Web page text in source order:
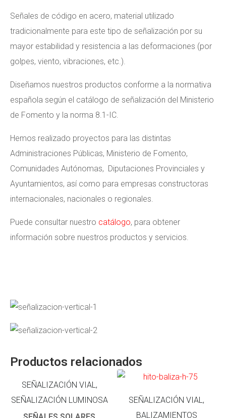
Señales de código en acero, material utilizado
tradicionalmente para este tipo de señalización por su
mayor estabilidad y resistencia a las deformaciones (por
golpes, viento, vibraciones, etc.).
Diseñamos nuestros productos conforme a la normativa
española según el catálogo de señalización del Ministerio
de Fomento y la norma 8.1-IC.
Hemos realizado proyectos para las distintas
Administraciones Públicas, Ministerio de Fomento,
Comunidades Autónomas, Diputaciones Provinciales y
Ayuntamientos, así como para empresas constructoras
internacionales, nacionales o regionales.
Puede consultar nuestro catálogo, para obtener
información sobre nuestros productos y servicios.
Productos relacionados
SEÑALIZACIÓN VIAL,
SEÑALIZACIÓN LUMINOSA
SEÑALIZACIÓN VIAL,
BALIZAMIENTOS